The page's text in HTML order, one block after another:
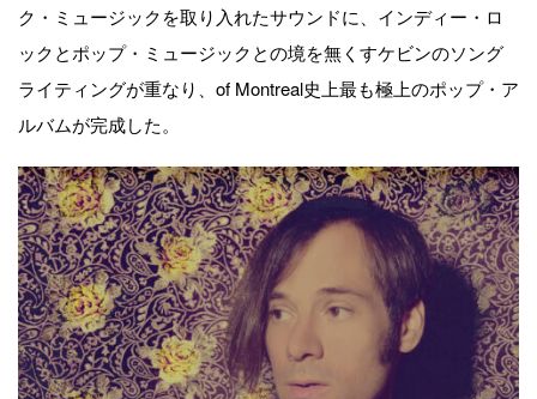
ク・ミュージックを取り入れたサウンドに、インディー・ロ
ックとポップ・ミュージックとの境を無くすケビンのソング
ライティングが重なり、of Montreal史上最も極上のポップ・ア
ルバムが完成した。